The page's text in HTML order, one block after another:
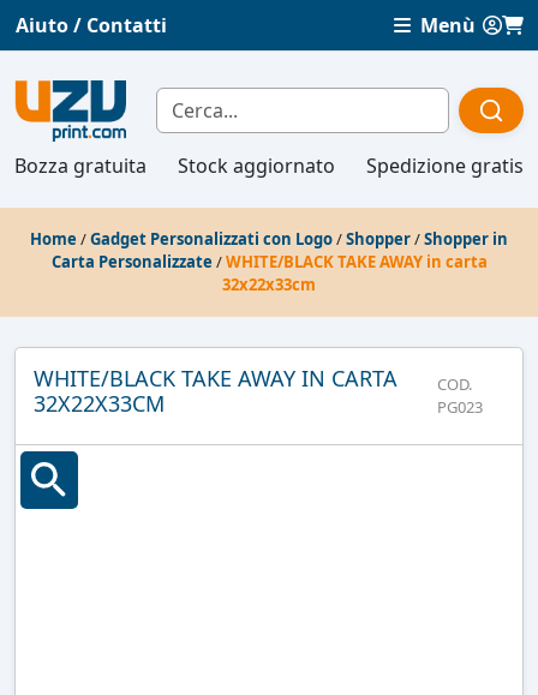
Aiuto / Contatti Menù
Bozza gratuita Stock aggiornato Spedizione gratis
Home /Gadget Personalizzati con Logo/Shopper/Shopper in
Carta Personalizzate /WHITE/BLACK TAKE AWAY in carta
32x22x33cm
WHITE/BLACK TAKE AWAY IN CARTA
32X22X33CM
COD.
PG023